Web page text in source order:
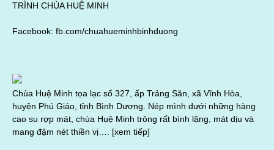
TRÌNH CHÙA HUỆ MINH
Facebook: fb.com/chuahueminhbinhduong
Chùa Huệ Minh tọa lạc số 327, ấp Trảng Săn, xã Vĩnh Hòa,
huyện Phú Giáo, tỉnh Bình Dương. Nép mình dưới những hàng
cao su rợp mát, chùa Huệ Minh trông rất bình lặng, mát dịu và
mang đậm nét thiền vị…. [xem tiếp]